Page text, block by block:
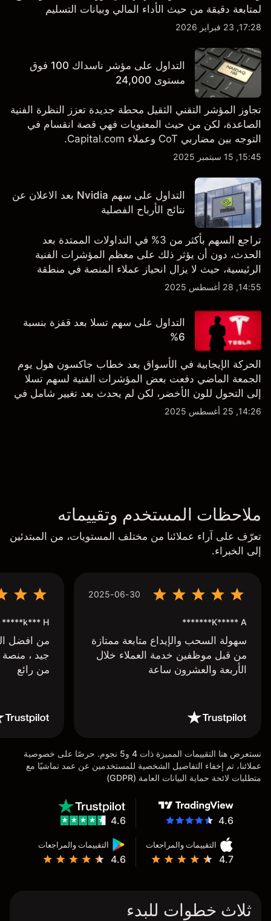
لمتابعة دقيقة من حيث الأداء المالي وبيانات التسليم
والتطورات في التكنولوجيا والتصنيع. استكشف أهداف أسعار
17:28, 23 فبراير 2026
التداول على مؤشر ناسداك 100 فوق
مستوى 24,000
تجاوز المؤشر التقني الثقيل محطة جديدة تعزز النظرة الفنية
الصاعدة، لكن من حيث المعنويات فهي قصة انقسام في
التوجه بين مضاربي CoT وعملاء Capital.com.
15:45, 15 سبتمبر 2025
التداول على سهم Nvidia بعد الاعلان عن
نتائج الأرباح الفصلية
تراجع السهم بأكثر من 3% في التداولات الممتدة بعد
الحدث، دون أن يؤثر ذلك على معظم المؤشرات الفنية
الرئيسية، حيث لا يزال انحياز عملاء المنصة في منطقة
الشراء المفرط.
14:55, 28 أغسطس 2025
التداول على سهم تسلا بعد قفزة بنسبة
6%
الحركة الإيجابية في الأسواق بعد خطاب جاكسون هول يوم
الجمعة الماضي دفعت بعض المؤشرات الفنية لسهم تسلا
إلى التحول للون الأخضر، لكن لم يحدث بعد تغيير شامل في
النظرة الفنية سواء على الإطار اليومي أو الأسبوعي.
14:26, 25 أغسطس 2025
ملاحظات المستخدم وتقييماته
تعرّف على آراء عملائنا من مختلف المستويات، من المبتدئين
إلى الخبراء.
2025-06-30
K***** A*******
سهولة السحب والإيداع متابعة ممتازة
من قبل موظفين خدمة العملاء خلال
الأربعة والعشرون ساعة
k*** H*****
من افضل
جيد ،
من رائع
نستعرض هنا التقييمات المميزة ذات 4 و5 نجوم. حرصًا على خصوصية
عملائنا، تم إخفاء التفاصيل الشخصية للمستخدمين عن عمد تماشيًا مع
متطلبات لائحة حماية البيانات العامة (GDPR)
4.6
التقييمات والمراجعات
4.7
التقييمات والمراجعات
4.6
4.6
ثلاث خطوات للبدء